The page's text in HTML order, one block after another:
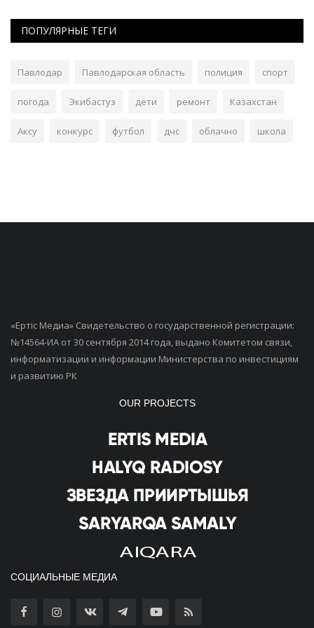
ПОПУЛЯРНЫЕ ТЕГИ
Павлодар Павлодарская область полиция спорт
погода Экибастуз дети ремонт Казахстан
Аксу конкурс футбол дчс облачно школа
«Ертiс Медиа» Свидетельство о государственной регистрации:
№14564-ИА от 30 сентября 2014 года, выдано Комитетом связи,
информатизации и информации Министерства по инвестициям
и развитию РК
OUR PROJECTS
СОЦИАЛЬНЫЕ МЕДИА